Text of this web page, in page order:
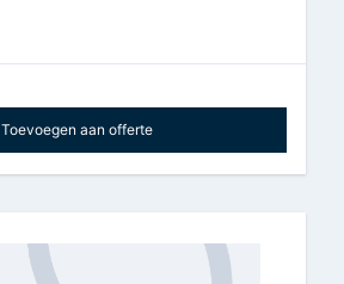
Toevoegen aan offerte